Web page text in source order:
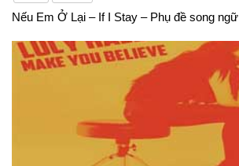
Nếu Em Ở Lại – If I Stay – Phụ đề song ngữ